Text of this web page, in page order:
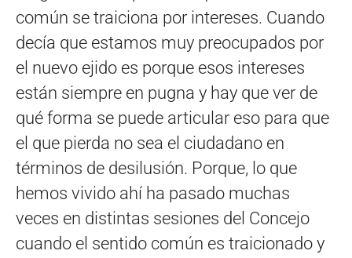
común se traiciona por intereses. Cuando
decía que estamos muy preocupados por
el nuevo ejido es porque esos intereses
están siempre en pugna y hay que ver de
qué forma se puede articular eso para que
el que pierda no sea el ciudadano en
términos de desilusión. Porque, lo que
hemos vivido ahí ha pasado muchas
veces en distintas sesiones del Concejo
cuando el sentido común es traicionado y